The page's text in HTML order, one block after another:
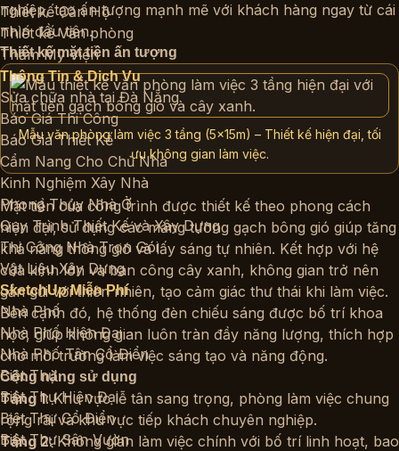
Thiết kế Căn Hộ
Thiết kế Văn phòng
Thẩm Mỹ Viện
Thông Tin & Dịch Vụ
Sửa chữa nhà tại Đà Nẵng
Báo Giá Thi Công
Báo Giá Thiết Kế
Cẩm Nang Cho Chủ Nhà
Kinh Nghiệm Xây Nhà
Phong Thủy Nhà Ở
Quy Trình Thiết Kế và Xây Dựng
Thi Công Nhà Trọn Gói
Vật Liệu Xây Dựng
SketchUp Miễn Phí
Nhà Phố
Nhà Phố Hiện Đại
Nhà Phố Tân Cổ Điển
Biệt Thự
Biệt Thự Hiện Đại
Biệt Thự Cổ Điển
Biệt Thự Sân Vườn
nghiệp, tạo ấn tượng mạnh mẽ với khách hàng ngay từ cái
nhìn đầu tiên.
Thiết kế mặt tiền ấn tượng
Mẫu văn phòng làm việc 3 tầng (5x15m) – Thiết kế hiện đại, tối
ưu không gian làm việc.
Mặt tiền của công trình được thiết kế theo phong cách
hiện đại, sử dụng các mảng tường gạch bông gió giúp tăng
khả năng thông gió và lấy sáng tự nhiên. Kết hợp với hệ
cửa kính lớn và ban công cây xanh, không gian trở nên
gần gũi với thiên nhiên, tạo cảm giác thư thái khi làm việc.
Bên cạnh đó, hệ thống đèn chiếu sáng được bố trí khoa
học, giúp không gian luôn tràn đầy năng lượng, thích hợp
cho môi trường làm việc sáng tạo và năng động.
Công năng sử dụng
Tầng 1: Khu vực lễ tân sang trọng, phòng làm việc chung
rộng rãi và khu vực tiếp khách chuyên nghiệp.
Tầng 2: Không gian làm việc chính với bố trí linh hoạt, bao